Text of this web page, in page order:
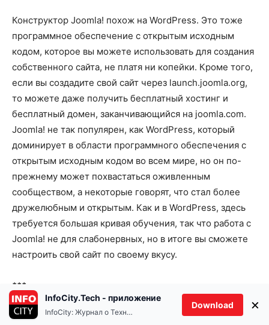
Конструктор Joomla! похож на WordPress. Это тоже
программное обеспечение с открытым исходным
кодом, которое вы можете использовать для создания
собственного сайта, не платя ни копейки. Кроме того,
если вы создадите свой сайт через launch.joomla.org,
то можете даже получить бесплатный хостинг и
бесплатный домен, заканчивающийся на joomla.com.
Joomla! не так популярен, как WordPress, который
доминирует в области программного обеспечения с
открытым исходным кодом во всем мире, но он по-
прежнему может похвастаться оживленным
сообществом, а некоторые говорят, что стал более
дружелюбным и открытым. Как и в WordPress, здесь
требуется большая кривая обучения, так что работа с
Joomla! не для слабонервных, но в итоге вы сможете
настроить свой сайт по своему вкусу.
***
И в заключение мы бы хотели познакомить вас с
Ethereum(ETH) $1,913.50 0.90% Tether(USDT) $1.00
InfoCity.Tech - приложение
InfoCity: Журнал о Технологиях
Download ×